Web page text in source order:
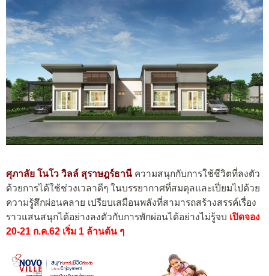
ศุภาลัย โนโว วิลล์ สุราษฎร์ธานี ความสนุกกับการใช้ชีวิตที่ลงตัว
ด้วยการได้ใช้ช่วงเวลาดีๆ ในบรรยากาศที่สมดุลและเปี่ยมไปด้วย
ความรู้สึกผ่อนคลาย เปรียบเสมือนพลังที่สามารถสร้างสรรค์เรื่อง
ราวแสนสนุกได้อย่างลงตัวกับการพักผ่อนได้อย่างไม่รู้จบ เปิดจอง
20-21 ก.ค.62 เริ่ม 1 ล้านต้น ๆ